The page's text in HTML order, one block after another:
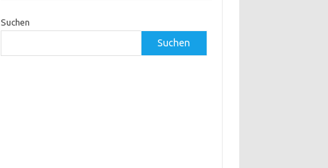
Suchen
Suchen